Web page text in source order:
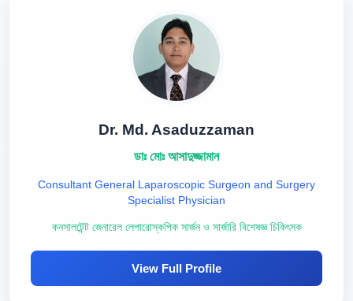
Dr. Md. Asaduzzaman
ডাঃ মোঃ আসাদুজ্জামান
Consultant General Laparoscopic Surgeon and Surgery
Specialist Physician
কনসালটেন্ট জেনারেল লেপারোস্কপিক সার্জন ও সার্জারি বিশেষজ্ঞ চিকিৎসক
View Full Profile